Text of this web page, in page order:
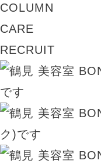
COLUMN
CARE
RECRUIT